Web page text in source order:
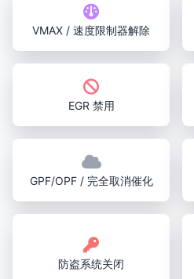
VMAX / 速度限制器解除
EGR 禁用
GPF/OPF / 完全取消催化
防盗系统关闭